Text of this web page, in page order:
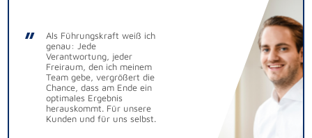
Als Führungskraft weiß ich
genau: Jede
Verantwortung, jeder
Freiraum, den ich meinem
Team gebe, vergrößert die
Chance, dass am Ende ein
optimales Ergebnis
herauskommt. Für unsere
Kunden und für uns selbst.